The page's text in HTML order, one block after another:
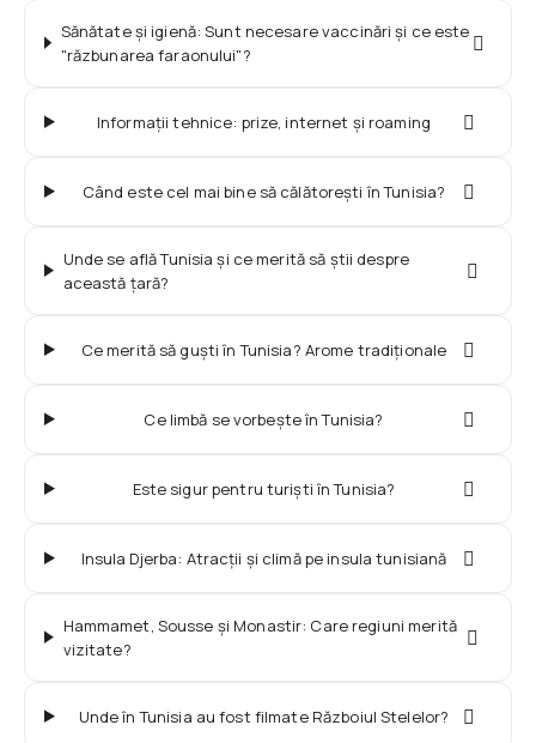
Sănătate și igienă: Sunt necesare vaccinări și ce este
"răzbunarea faraonului"?
Informații tehnice: prize, internet și roaming
Când este cel mai bine să călătorești în Tunisia?
Unde se află Tunisia și ce merită să știi despre
această țară?
Ce merită să guști în Tunisia? Arome tradiționale
Ce limbă se vorbește în Tunisia?
Este sigur pentru turiști în Tunisia?
Insula Djerba: Atracții și climă pe insula tunisiană
Hammamet, Sousse și Monastir: Care regiuni merită
vizitate?
Unde în Tunisia au fost filmate Războiul Stelelor?